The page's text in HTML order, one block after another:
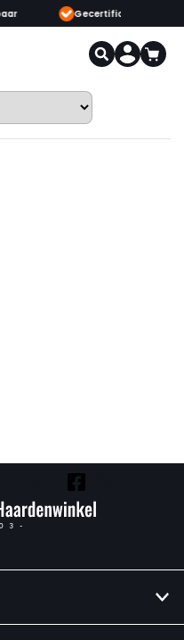
Gecertificeerde opgeleide adviseurs